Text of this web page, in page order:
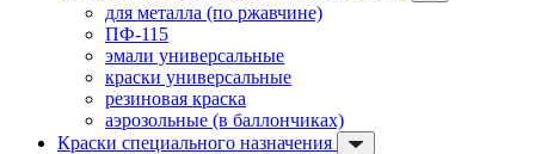
для металла (по ржавчине)
ПФ-115
эмали универсальные
краски универсальные
резиновая краска
аэрозольные (в баллончиках)
Краски специального назначения